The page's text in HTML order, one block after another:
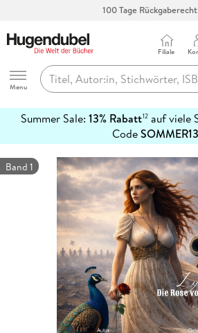
Hugendubel
Menu
Filiale
Summer Sale: 13% Rabatt12auf viele
CodeSOMMER13
erfahren
Band 1